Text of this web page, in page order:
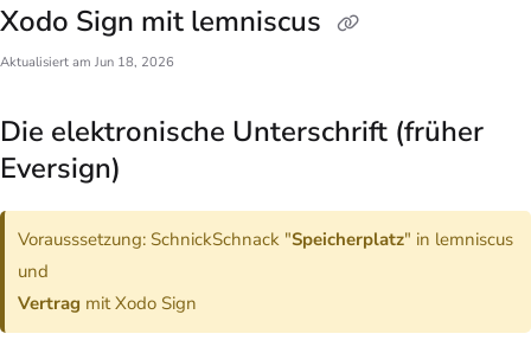
Xodo Sign mit lemniscus
Aktualisiert am Jun 18, 2026
Die elektronische Unterschrift (früher
Eversign)
Vorausssetzung: SchnickSchnack "Speicherplatz" in lemniscus
und
Vertrag mit Xodo Sign